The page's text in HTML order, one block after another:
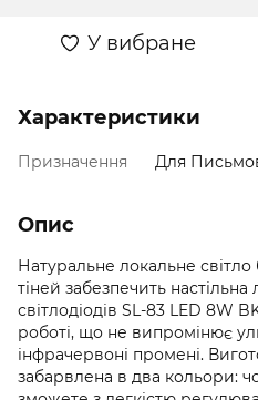
У вибране
Характеристики
Призначення Для
Опис
Натуральне локальне світло
тіней забезпечить настільна
світлодіодів SL-83 LED 8W
роботі, що не випромінює
інфрачервоні промені.
забарвлена ​​в два кольори: